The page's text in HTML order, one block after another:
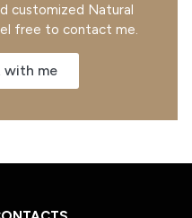
customized Natural
free to contact me.
with me